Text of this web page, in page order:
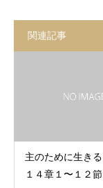
関連記事
主のために生き
１４章１〜１２節